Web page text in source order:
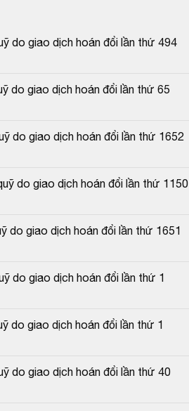
do giao dịch hoán đổi lần thứ 494
do giao dịch hoán đổi lần thứ 65
do giao dịch hoán đổi lần thứ 1652
do giao dịch hoán đổi lần thứ 1150
do giao dịch hoán đổi lần thứ 1651
do giao dịch hoán đổi lần thứ 1
do giao dịch hoán đổi lần thứ 1
do giao dịch hoán đổi lần thứ 40